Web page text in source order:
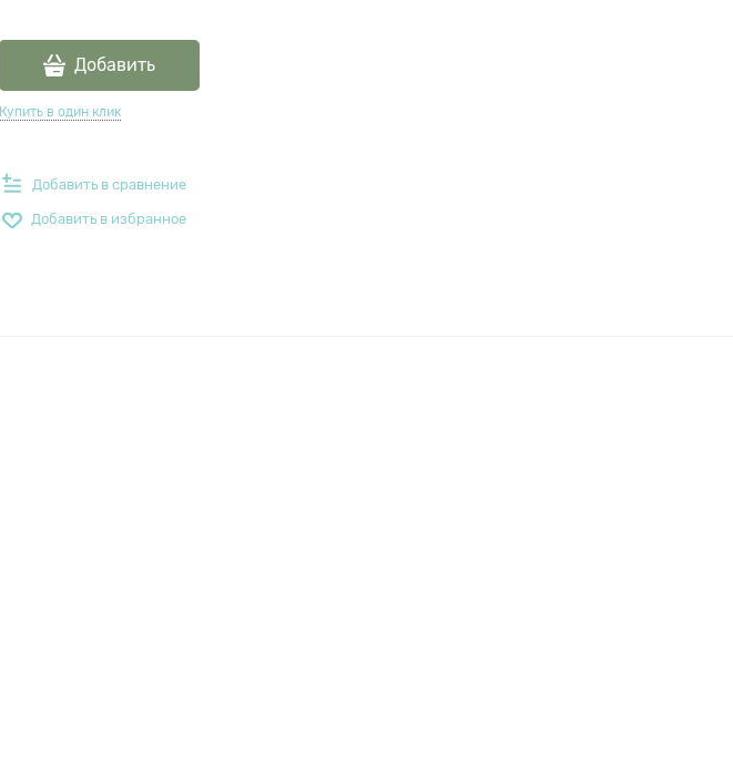
Добавить
Купить в один клик
Добавить в сравнение
Добавить в избранное